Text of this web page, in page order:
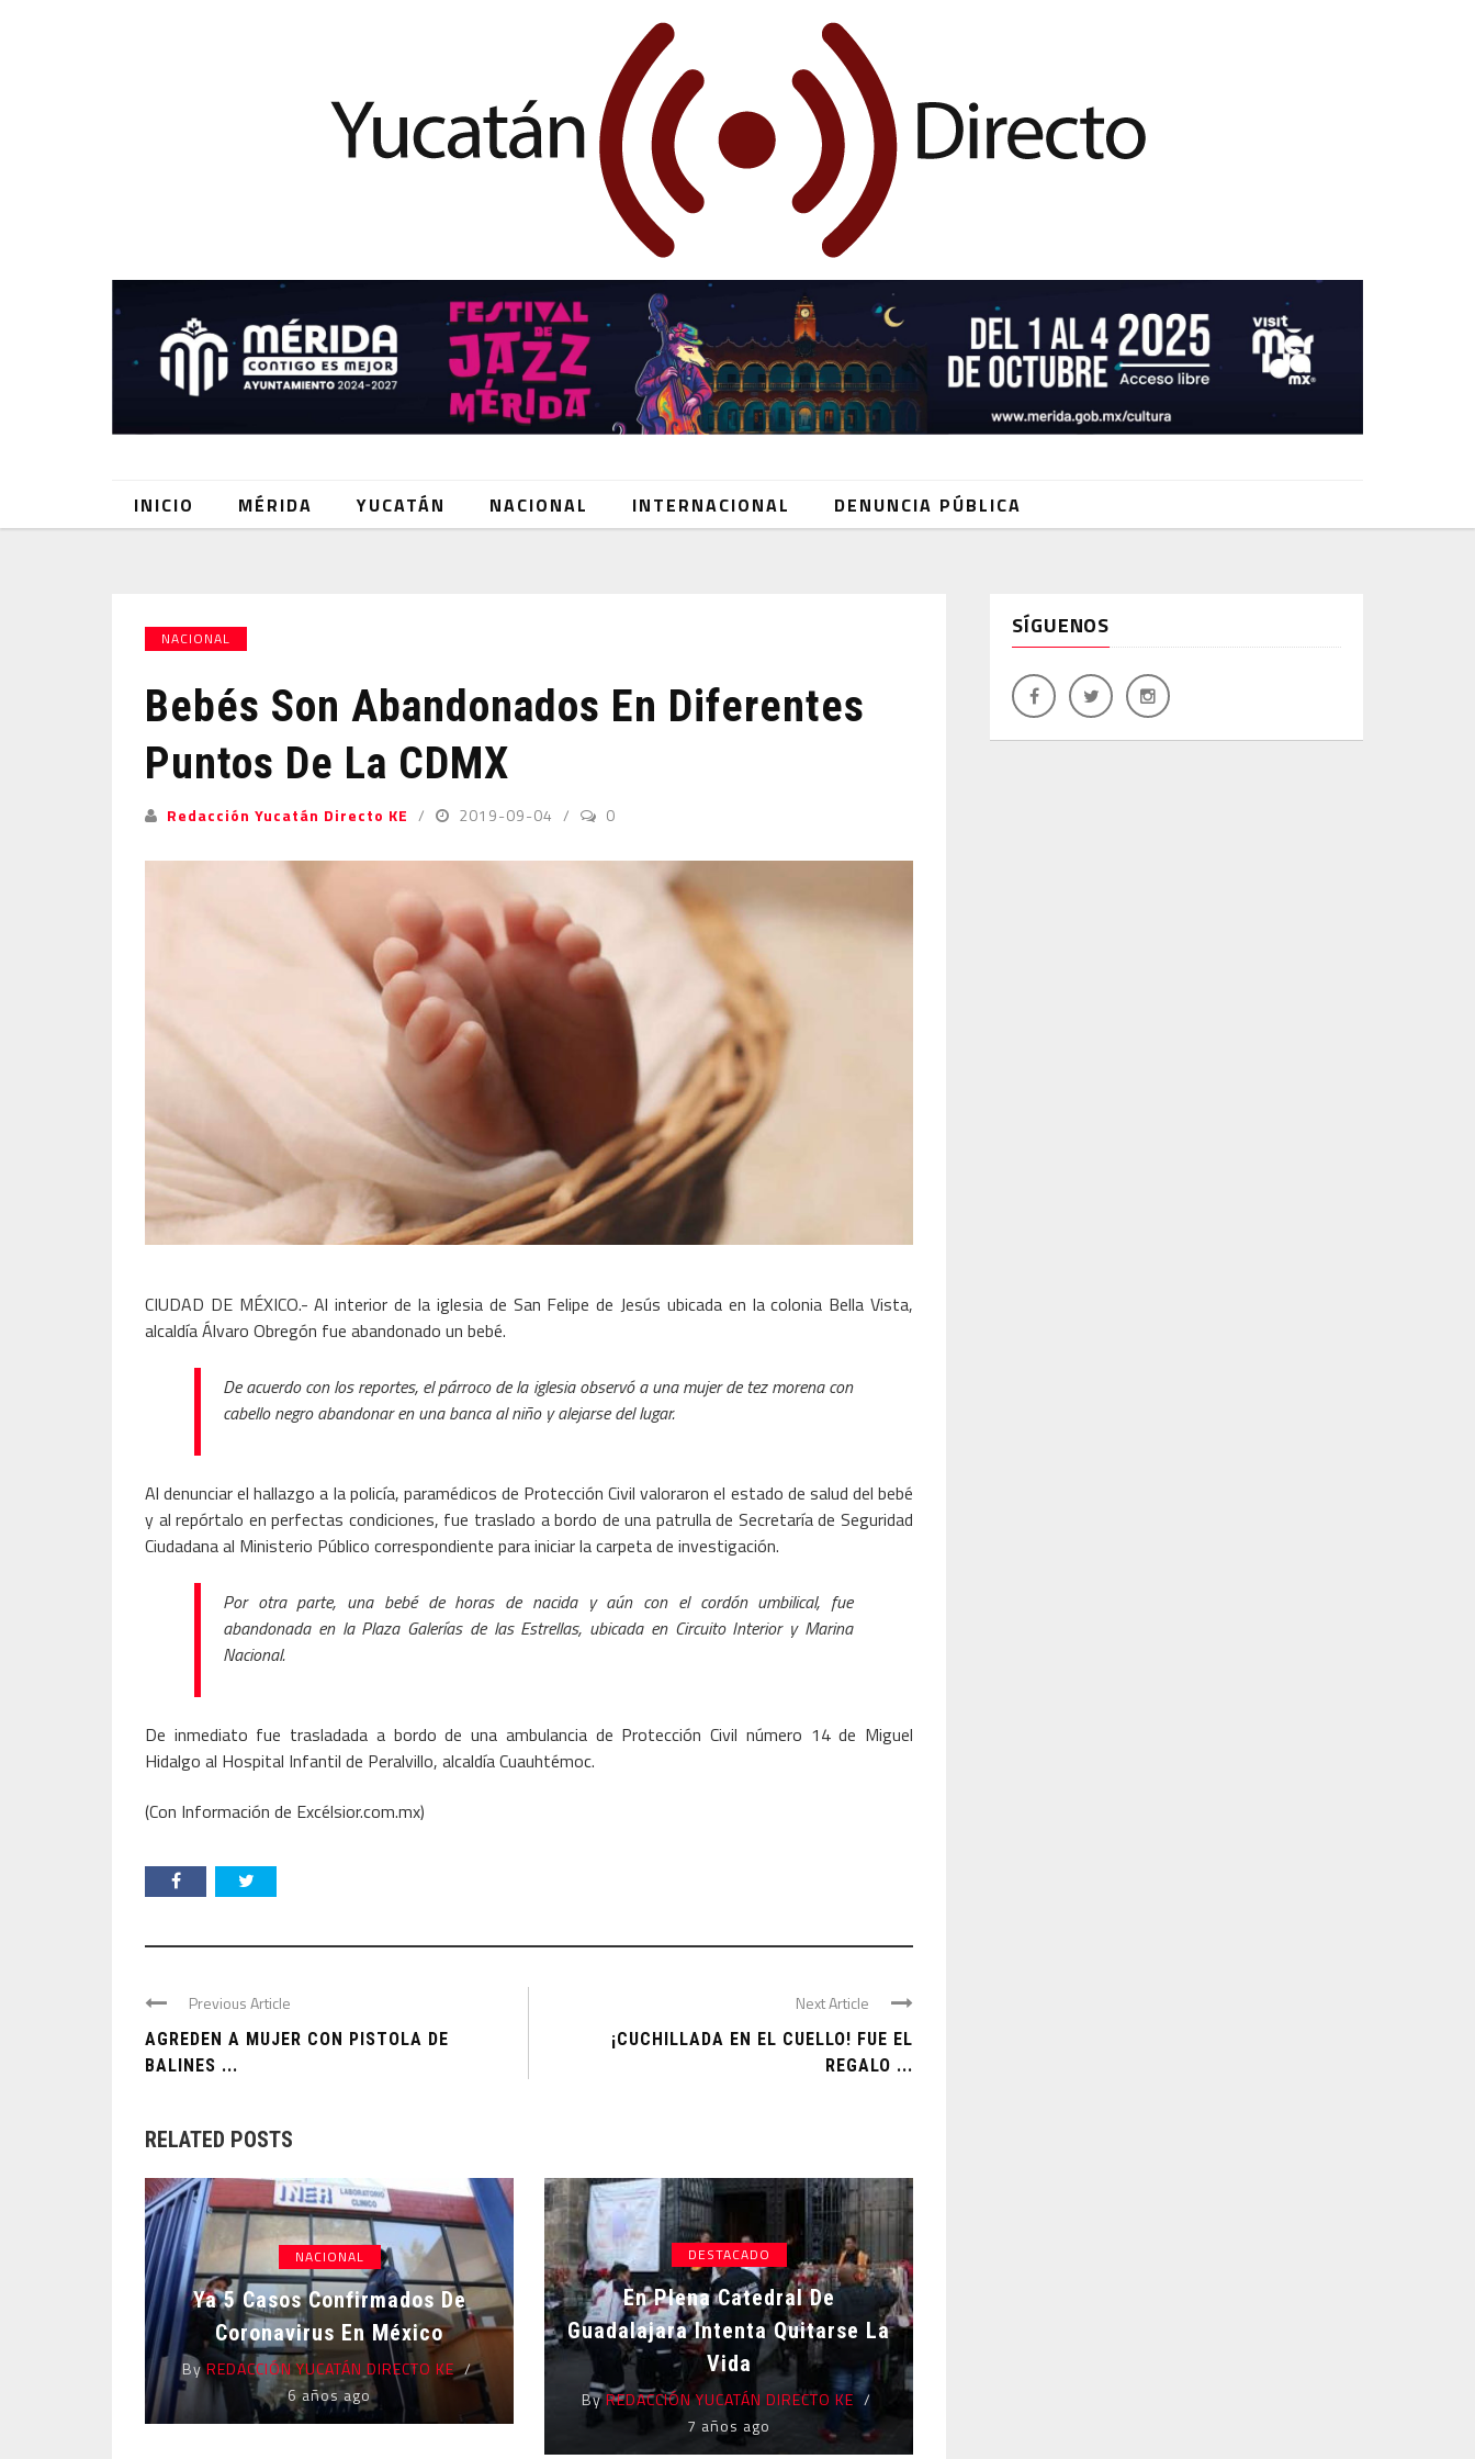
INICIO MÉRIDA YUCATÁN NACIONAL INTERNACIONAL DENUNCIA PÚBLICA
NACIONAL
Bebés Son Abandonados En Diferentes
Puntos De La CDMX
Redacción Yucatán Directo KE 2019-09-04 0
CIUDAD DE MÉXICO.- Al interior de la iglesia de San Felipe de Jesús ubicada en la colonia Bella Vista,
alcaldía Álvaro Obregón fue abandonado un bebé.
De acuerdo con los reportes, el párroco de la iglesia observó a una mujer de tez morena con
cabello negro abandonar en una banca al niño y alejarse del lugar.
Al denunciar el hallazgo a la policía, paramédicos de Protección Civil valoraron el estado de salud del bebé
y al repórtalo en perfectas condiciones, fue traslado a bordo de una patrulla de Secretaría de Seguridad
Ciudadana al Ministerio Público correspondiente para iniciar la carpeta de investigación.
Por otra parte, una bebé de horas de nacida y aún con el cordón umbilical, fue
abandonada en la Plaza Galerías de las Estrellas, ubicada en Circuito Interior y Marina
Nacional.
De inmediato fue trasladada a bordo de una ambulancia de Protección Civil número 14 de Miguel
Hidalgo al Hospital Infantil de Peralvillo, alcaldía Cuauhtémoc.
(Con Información de Excélsior.com.mx)
Previous Article
AGREDEN A MUJER CON PISTOLA DE
BALINES ...
Next Article
¡CUCHILLADA EN EL CUELLO! FUE EL
REGALO ...
RELATED POSTS
NACIONAL
Ya 5 Casos Confirmados De
Coronavirus En México
ByREDACCIÓN YUCATÁN DIRECTO KE
6 años ago
DESTACADO
En Plena Catedral De
Guadalajara Intenta Quitarse La
Vida
ByREDACCIÓN YUCATÁN DIRECTO KE
7 años ago
SÍGUENOS